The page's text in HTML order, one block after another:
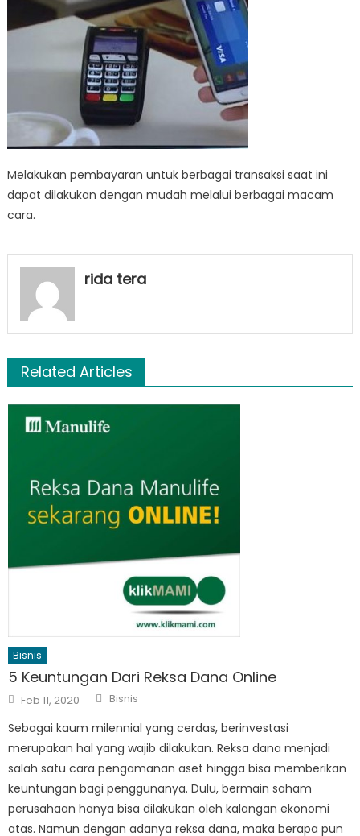
Melakukan pembayaran untuk berbagai transaksi saat ini
dapat dilakukan dengan mudah melalui berbagai macam
cara.
rida tera
Related Articles
Bisnis
5 Keuntungan Dari Reksa Dana Online
Posted
on
Feb 11, 2020 Author
Bisnis
Sebagai kaum milennial yang cerdas, berinvestasi
merupakan hal yang wajib dilakukan. Reksa dana menjadi
salah satu cara pengamanan aset hingga bisa memberikan
keuntungan bagi penggunanya. Dulu, bermain saham
perusahaan hanya bisa dilakukan oleh kalangan ekonomi
atas. Namun dengan adanya reksa dana, maka berapa pun